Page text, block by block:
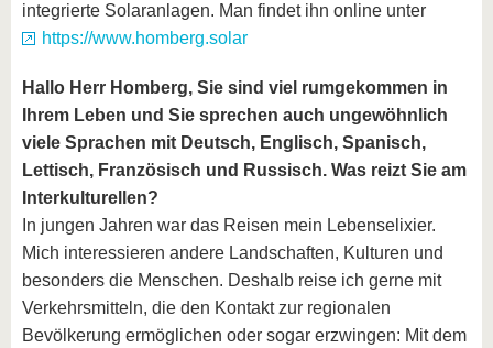
integrierte Solaranlagen. Man findet ihn online unter
https://www.homberg.solar
Hallo Herr Homberg, Sie sind viel rumgekommen in
Ihrem Leben und Sie sprechen auch ungewöhnlich
viele Sprachen mit Deutsch, Englisch, Spanisch,
Lettisch, Französisch und Russisch. Was reizt Sie am
Interkulturellen?
In jungen Jahren war das Reisen mein Lebenselixier.
Mich interessieren andere Landschaften, Kulturen und
besonders die Menschen. Deshalb reise ich gerne mit
Verkehrsmitteln, die den Kontakt zur regionalen
Bevölkerung ermöglichen oder sogar erzwingen: Mit dem